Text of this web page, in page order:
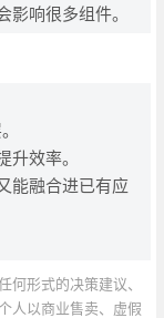
响很多组件。
效率。
能融合进已有应
形式的决策建议、
人以商业售卖、虚假